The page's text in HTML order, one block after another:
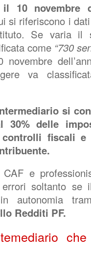
10 novembre
si riferiscono i
Se varia il
come “730
va
si
30% delle
fiscali
e
soltanto se
autonomia
Redditi PF.